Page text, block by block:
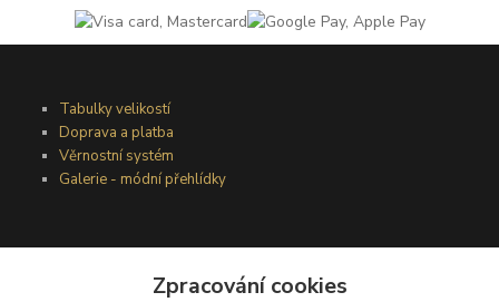
Tabulky velikostí
Doprava a platba
Věrnostní systém
Galerie - módní přehlídky
Obchodní podmínkyZpracování cookies